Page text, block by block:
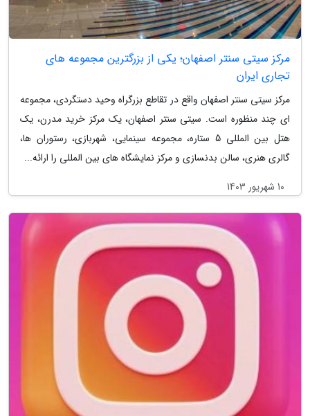
مرکز سیتی سنتر اصفهان؛ یکی از بزرگترین مجموعه های
تجاری ایران
مرکز سیتی سنتر اصفهان واقع در تقاطع بزرگراه وحید دستگردی، مجموعه
ای چند منظوره است. سیتی سنتر اصفهان، یک مرکز خرید مدرن، یک
هتل بین المللی 5 ستاره، مجموعه سینمایی، شهربازی، رستوران ها،
گالری هنری، سالن بدنسازی و مرکز نمایشگاه های بین المللی را ارائه...
10 شهریور 1403